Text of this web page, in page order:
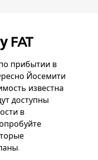
FAT
прибытии в
Йосемити
известна
доступны
в